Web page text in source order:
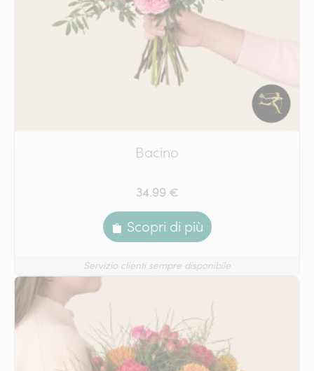
Bacino
34.99 €
Scopri di più
Servizio clienti sempre disponibile